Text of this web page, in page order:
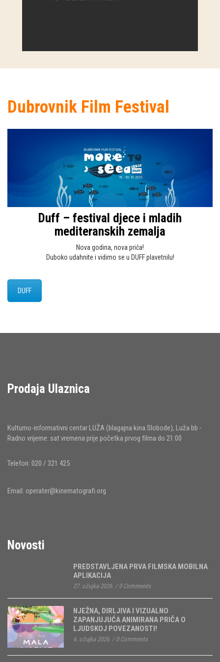
Dubrovnik Film Festival
Duff – festival djece i mladih
mediteranskih zemalja
Nova godina, nova priča!
Duboko udahnite i vidimo se u DUFF plavetnilu!
DUFF
Prodaja Ulaznica
Kulturno-informativni centar LUŽA (blagajna kina Slobode), Luža bb -
Radno vrijeme: sat vremena prije početka prvog filma do 21:00
Telefon: 020 / 321 425
Email: operater@kinematografi.org
Novosti
PREDSTAVLJENA PRVA FILMSKA MOBILNA
APLIKACIJA
27. ožujka 2026. / 0 Comments
NJEŽNA, DIRLJIVA I VIZUALNO
ZAPANJUJUĆA ANIMIRANA PRIČA O
LJUDSKOJ POVEZANOSTI!
6. ožujka 2026. / 0 Comments